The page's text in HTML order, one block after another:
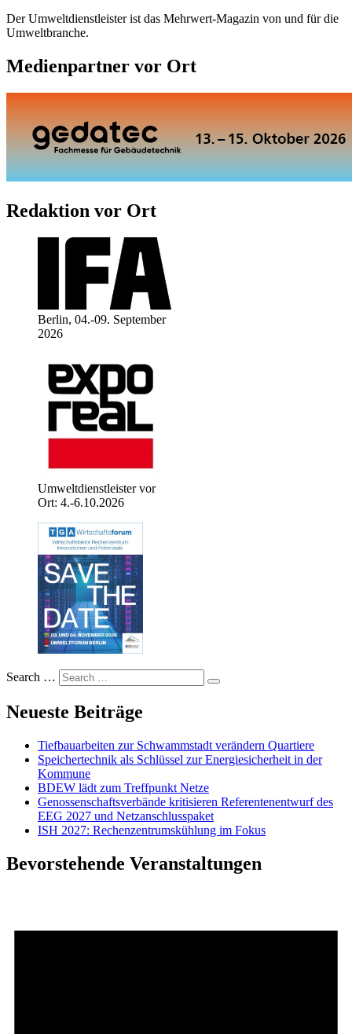
Der Umweltdienstleister ist das Mehrwert-Magazin von und für die
Umweltbranche.
Medienpartner vor Ort
Redaktion vor Ort
Berlin, 04.-09. September
2026
Umweltdienstleister vor
Ort: 4.-6.10.2026
Search …
Neueste Beiträge
Tiefbauarbeiten zur Schwammstadt verändern Quartiere
Speichertechnik als Schlüssel zur Energiesicherheit in der
Kommune
BDEW lädt zum Treffpunkt Netze
Genossenschaftsverbände kritisieren Referentenentwurf des
EEG 2027 und Netzanschlusspaket
ISH 2027: Rechenzentrumskühlung im Fokus
Bevorstehende Veranstaltungen